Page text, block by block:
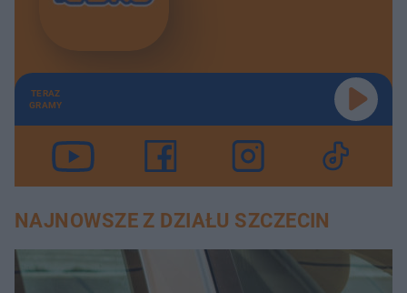
TERAZ
GRAMY
NAJNOWSZE Z DZIAŁU SZCZECIN